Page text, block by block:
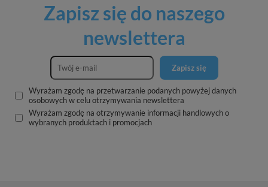
Zapisz się do naszego
newslettera
Zapisz się
Wyrażam zgodę na przetwarzanie podanych powyżej danych
osobowych w celu otrzymywania newslettera
Wyrażam zgodę na otrzymywanie informacji handlowych o
wybranych produktach i promocjach